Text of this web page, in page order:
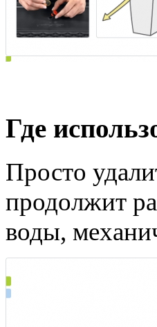
Где
Просто
продолжит
воды,